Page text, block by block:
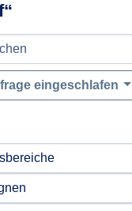
eingeschlafen